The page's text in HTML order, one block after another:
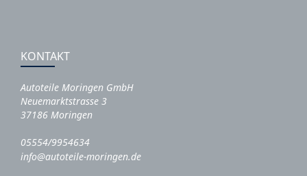
KONTAKT
Autoteile Moringen GmbH
Neuemarktstrasse 3
37186 Moringen
05554/9954634
info@autoteile-moringen.de